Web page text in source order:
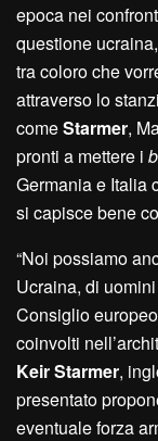
epoca nei
questione
tra coloro che
attraverso lo
comeStarmer,
pronti a mettere i
Germania e Italia
si capisce bene
“Noi possiamo
Ucraina, di
Consiglio europeo
coinvolti
Keir Starmer,
presentato
eventuale forza